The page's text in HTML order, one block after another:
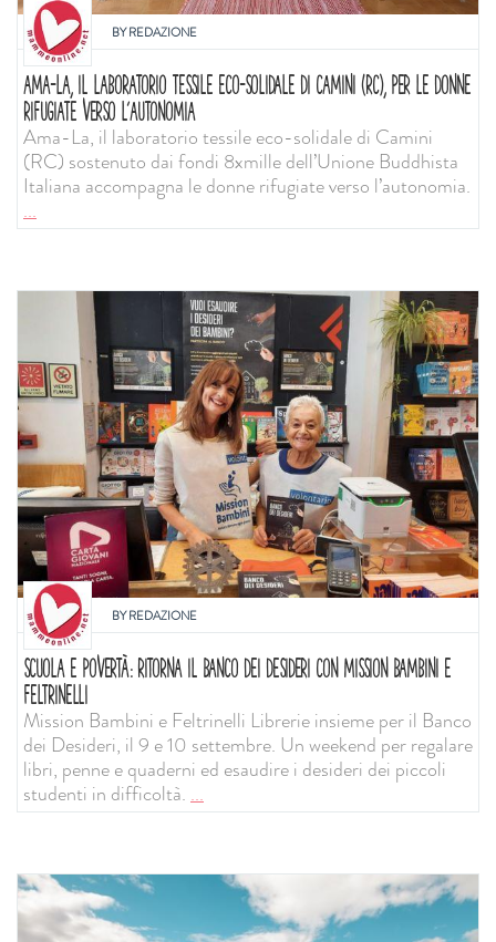
BYREDAZIONE
AMA-LA, IL LABORATORIO TESSILE ECO-SOLIDALE DI CAMINI (RC), PER LE DONNE
RIFUGIATE VERSO L’AUTONOMIA
Ama-La, il laboratorio tessile eco-solidale di Camini
(RC) sostenuto dai fondi 8xmille dell’Unione Buddhista
Italiana accompagna le donne rifugiate verso l’autonomia.
...
BYREDAZIONE
SCUOLA E POVERTÀ: RITORNA IL BANCO DEI DESIDERI CON MISSION BAMBINI E
FELTRINELLI
Mission Bambini e Feltrinelli Librerie insieme per il Banco
dei Desideri, il 9 e 10 settembre. Un weekend per regalare
libri, penne e quaderni ed esaudire i desideri dei piccoli
studenti in difficoltà....